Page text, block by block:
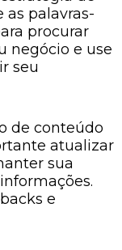
as palavras-
procurar
negócio e use
seu
de conteúdo
atualizar
sua
e